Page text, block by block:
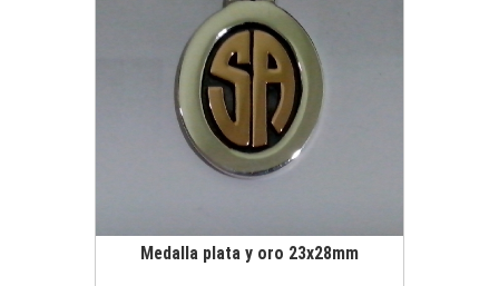
Ver más información
Medalla plata y oro 23x28mm